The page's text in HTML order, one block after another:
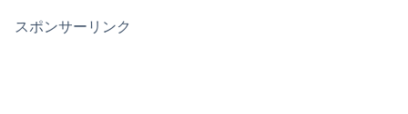
スポンサーリンク